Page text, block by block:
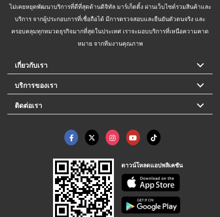
ไม่เคยหยุดพัฒนาบริการที่ดีที่สุดด้านดิจิทัล มาร์เก็ตติ้ง ผ่านเว็บไซต์รวมสินค้าและ
บริการ จากผู้ประกอบการที่เชื่อถือได้ มีการตรวจสอบและยืนยันตัวตนจริง และ
ครอบคลุมทุกหมวดธุรกิจมากที่สุดในประเทศ เราจะมอบบริการที่เหนือความคาด
หมาย จากทีมงานคุณภาพ
เกี่ยวกับเรา
บริการของเรา
ติดต่อเรา
ดาวน์โหลดแอปพลิเคชัน